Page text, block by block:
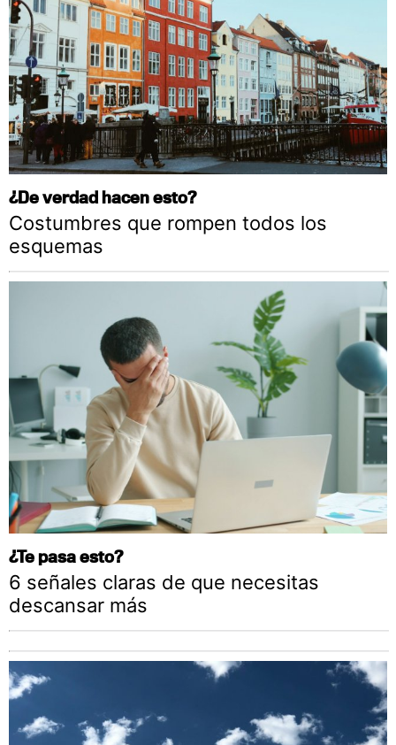
¿De verdad hacen esto?
Costumbres que rompen todos los
esquemas
¿Te pasa esto?
6 señales claras de que necesitas
descansar más